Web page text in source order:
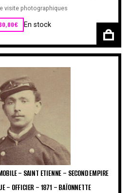
visite photographiques
€ En stock
– SAINT ETIENNE – SECOND EMPIRE
– OFFICIER – 1871 – BAÏONNETTE